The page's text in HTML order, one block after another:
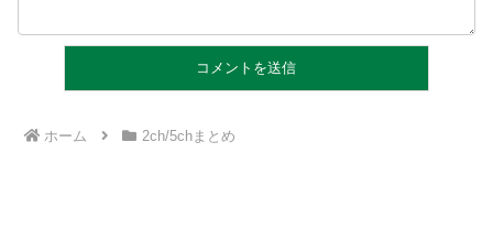
ホーム 2ch/5chまとめ